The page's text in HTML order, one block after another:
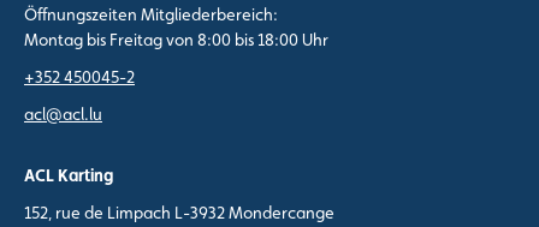
Öffnungszeiten Mitgliederbereich:
Montag bis Freitag von 8:00 bis 18:00 Uhr
+352 450045-2
acl@acl.lu
ACL Karting
152, rue de Limpach L-3932 Mondercange